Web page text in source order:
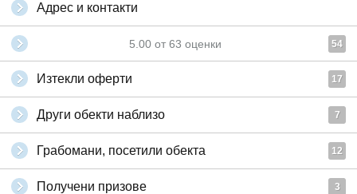
Адрес и контакти
5.00 от 63 оценки 54
Изтекли оферти 17
Други обекти наблизо 7
Грабомани, посетили обекта 12
Получени призове 3